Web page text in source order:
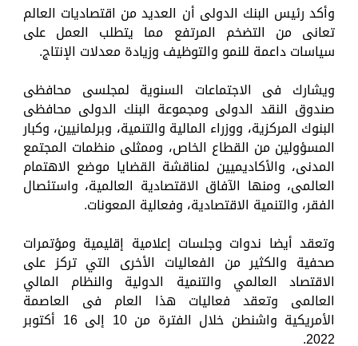
وأكد رئيس البنك الدولى أن العديد من اقتصاديات العالم
تعانى من التضخم المرتفع مما يتطلب العمل على
سياسات داعمة للنمو والتوظيف وزيادة معدلات الإنتاج.
ويشارك فى الاجتماعات السنوية لمجلسى محافظى
صندوق النقد الدولى ومجموعة البنك الدولى محافظى
البنوك المركزية، ووزراء المالية والتنمية، وبرلمانيين، وكبار
المسؤولين من القطاع الخاص، وممثلى منظمات المجتمع
المدنى، والأكاديميين لمناقشة القضايا موضع الاهتمام
العالمى، ومنها الآفاق الاقتصادية العالمية، واستئصال
الفقر، والتنمية الاقتصادية، وفعالية المعونات.
وتعقد أيضا ندوات وجلسات إعلامية إقليمية ومؤتمرات
صحفية والكثير من الفعاليات الأخرى التي تركز على
الاقتصاد العالمي والتنمية الدولية والنظام المالي
العالمى وتعقد فعاليات هذا العام فى العاصمة
الأمريكية واشنطن خلال الفترة من 10 إلى 16 أكتوبر
2022.